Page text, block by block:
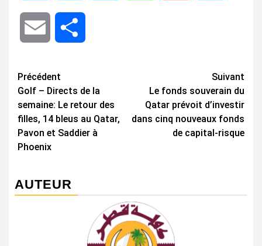
Email
Navigation
d’article
Précédent
Golf – Directs de la
semaine: Le retour des
filles, 14 bleus au Qatar,
Pavon et Saddier à
Phoenix
Suivant
Le fonds souverain du
Qatar prévoit d’investir
dans cinq nouveaux fonds
de capital-risque
AUTEUR